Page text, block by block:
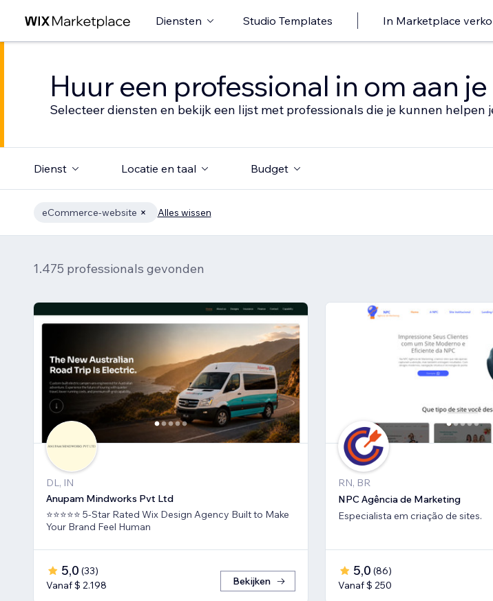
Diensten Studio Templates In Marketplace
Huur een professional in om aan
Selecteer diensten en bekijk een lijst met professionals die je kunnen helpen
Dienst Locatie en taal Budget
eCommerce-website Alles wissen
1.475 professionals gevonden
DL, IN
Anupam Mindworks Pvt Ltd
⭐⭐⭐⭐⭐ 5-Star Rated Wix Design Agency Built to Make
Your Brand Feel Human
5,0 (33)
Vanaf $ 2.198
Bekijken
RN, BR
NPC Agência de Marketing
Especialista em criação de sites.
5,0 (86)
Vanaf $ 250